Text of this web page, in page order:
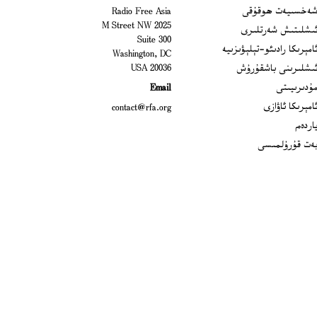
شەخسىيەت ھوقۇقى
ئىشلىتىش شەرتلىرى
ئامېرىكا رادىئو-تېلېۋىزىيە
ئىشلىرىنى باشقۇرۇش
مۇدىرىيىتى
ئامېرىكا ئاۋازى
ياردەم
بەت قۇرۇلمىسى
Radio Free Asia
2025 M Street NW
Suite 300
Washington, DC
20036 USA
Email
contact@rfa.org